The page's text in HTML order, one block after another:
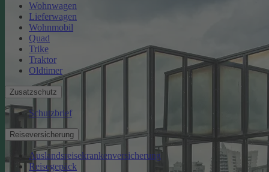
Wohnwagen
Lieferwagen
Wohnmobil
Quad
Trike
Traktor
Oldtimer
Zusatzschutz
Schutzbrief
Reiseversicherung
Auslandsreisekrankenversicherung
Reisegepäck